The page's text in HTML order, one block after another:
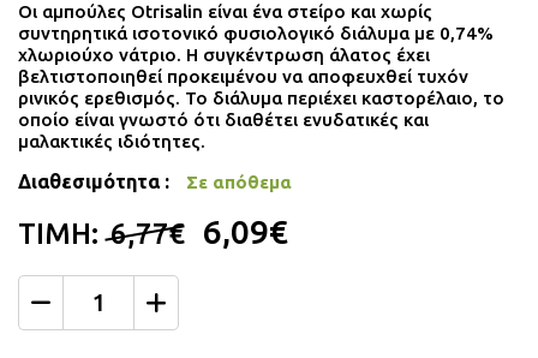
Οι αμπούλες Otrisalin είναι ένα στείρο και χωρίς
συντηρητικά ισοτονικό φυσιολογικό διάλυμα με 0,74%
χλωριούχο νάτριο. Η συγκέντρωση άλατος έχει
βελτιστοποιηθεί προκειμένου να αποφευχθεί τυχόν
ρινικός ερεθισμός. Το διάλυμα περιέχει καστορέλαιο, το
οποίο είναι γνωστό ότι διαθέτει ενυδατικές και
μαλακτικές ιδιότητες.
Διαθεσιμότητα : Σε απόθεμα
ΤΙΜΗ: 6,77€ 6,09€